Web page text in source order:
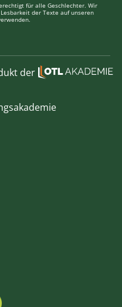
für alle Geschlechter. Wir
der Texte auf unseren
der